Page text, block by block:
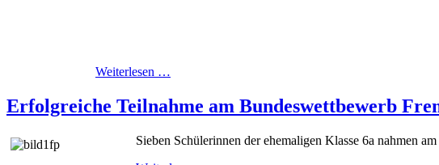
Weiterlesen …
Erfolgreiche Teilnahme am Bundeswettbewerb
Sieben Schülerinnen der ehemaligen Klasse 6a nahmen